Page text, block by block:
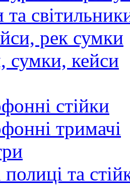
рек сумки
сумки, кейси
стійки
тримачі
полиці та